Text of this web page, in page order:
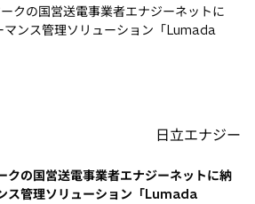
検索
クの国営送電事業者エナジーネットに
マンス管理ソリューション「Lumada
日立エナジー
クの国営送電事業者エナジーネットに納
ス管理ソリューション「Lumada